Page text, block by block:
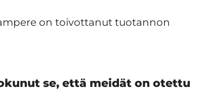
on toivottanut tuotannon
se, että meidät on otettu